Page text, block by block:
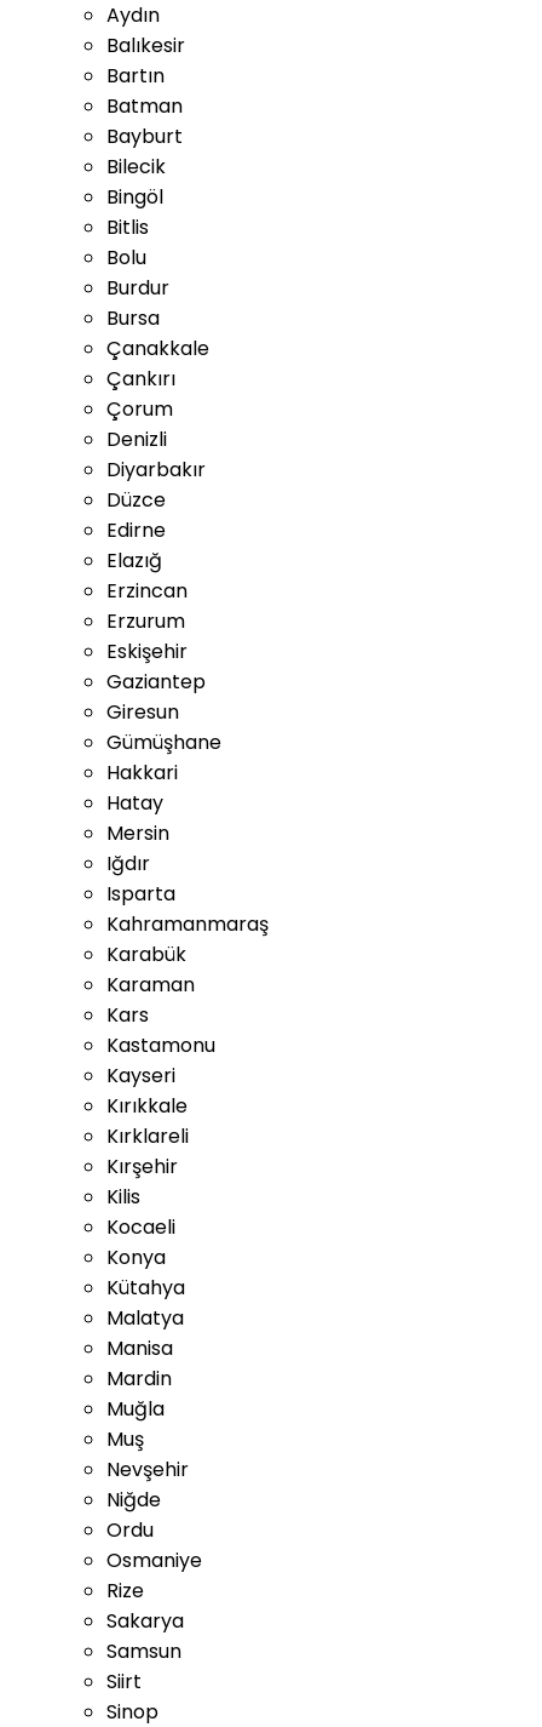
Aydın
Balıkesir
Bartın
Batman
Bayburt
Bilecik
Bingöl
Bitlis
Bolu
Burdur
Bursa
Çanakkale
Çankırı
Çorum
Denizli
Diyarbakır
Düzce
Edirne
Elazığ
Erzincan
Erzurum
Eskişehir
Gaziantep
Giresun
Gümüşhane
Hakkari
Hatay
Mersin
Iğdır
Isparta
Kahramanmaraş
Karabük
Karaman
Kars
Kastamonu
Kayseri
Kırıkkale
Kırklareli
Kırşehir
Kilis
Kocaeli
Konya
Kütahya
Malatya
Manisa
Mardin
Muğla
Muş
Nevşehir
Niğde
Ordu
Osmaniye
Rize
Sakarya
Samsun
Siirt
Sinop